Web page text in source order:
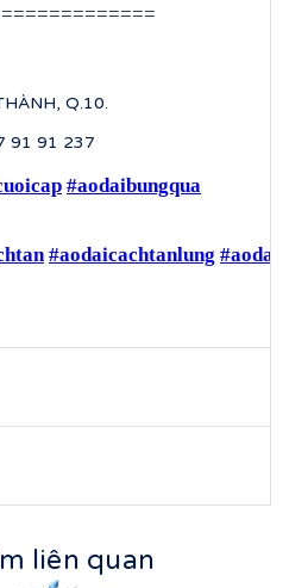
Q.10.
91 91 237
#aodaibungqua
#aodaicachtanlung
liên quan